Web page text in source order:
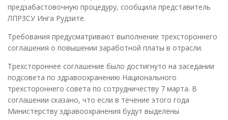
предзабастовочную процедуру, сообщила представитель
ЛПРЗСУ Инга Рудзите.
Требования предусматривают выполнение трехстороннего
соглашения о повышении заработной платы в отрасли.
Трехстороннее соглашение было достигнуто на заседании
подсовета по здравоохранению Национального
трехстороннего совета по сотрудничеству 7 марта. В
соглашении сказано, что если в течение этого года
Министерству здравоохранения будут выделены